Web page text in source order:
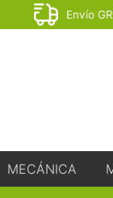
Envío
MECÁNICA